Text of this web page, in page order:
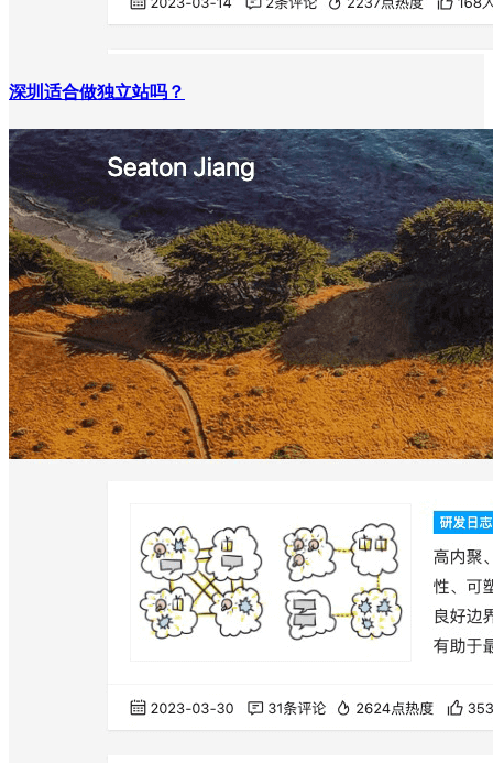
深圳适合做独立站吗？